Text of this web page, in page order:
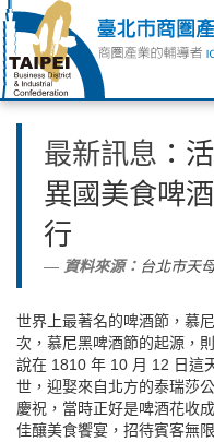
最新訊息 ：
異國美食啤
行
資料來源： 台北市天
世界上最著名的啤酒節，慕
次，慕尼黑啤酒節的起源，
說在 1810 年 10 月 12 日這
世，迎娶來自北方的泰瑞莎
慶祝，當時正好是啤酒花收
佳釀美食饗宴，招待賓客無